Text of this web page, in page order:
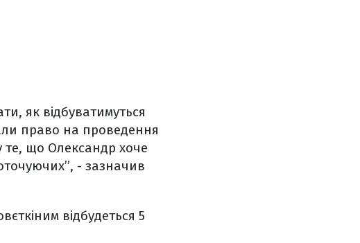
як відбуватимуться
право на проведення
те, що Олександр хоче
- зазначив
відбудеться 5